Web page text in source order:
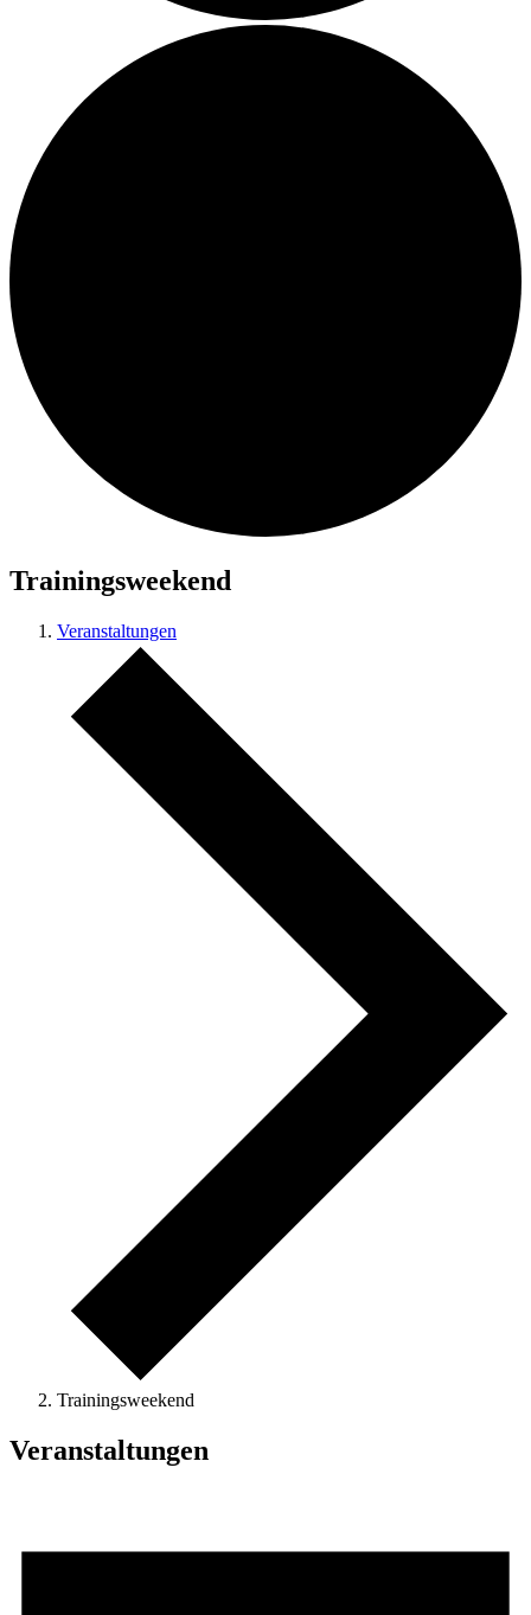
Trainingsweekend
Veranstaltungen
Trainingsweekend
Veranstaltungen